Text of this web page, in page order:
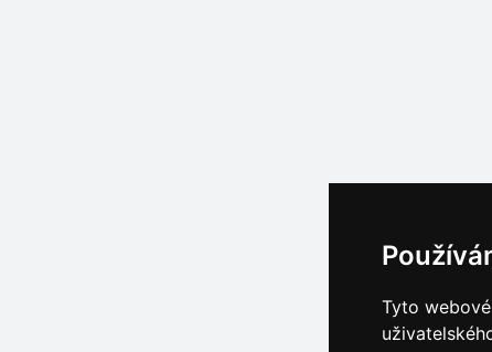
Tyto